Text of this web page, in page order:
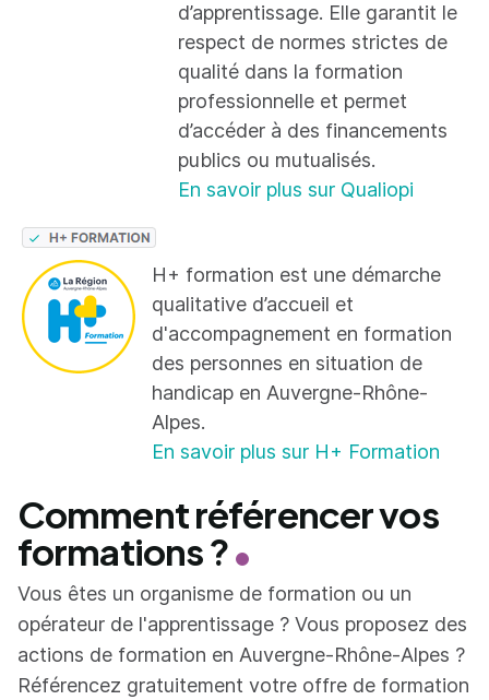
d’apprentissage. Elle garantit le
respect de normes strictes de
qualité dans la formation
professionnelle et permet
d’accéder à des financements
publics ou mutualisés.
En savoir plus sur Qualiopi
H+ formation est une démarche
qualitative d’accueil et
d'accompagnement en formation
des personnes en situation de
handicap en Auvergne-Rhône-
Alpes.
En savoir plus sur H+ Formation
Comment référencer vos
formations ?
Vous êtes un organisme de formation ou un
opérateur de l'apprentissage ? Vous proposez des
actions de formation en Auvergne-Rhône-Alpes ?
Référencez gratuitement votre offre de formation